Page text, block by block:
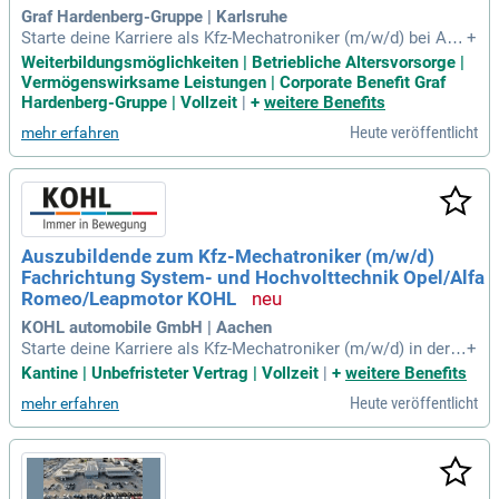
Graf Hardenberg-Gruppe | Karlsruhe
Starte deine Karriere als Kfz-Mechatroniker (m/w/d) bei Aud
i im Jahr 2027! Wir bieten einen abwechslungsreichen und s
icheren Arbeitsplatz in einem der führenden Automobilhand
elsunternehmen in Deutschland. Mit einem attraktiven Geha
lt von 1.218 bis 1.448 € pro Monat gestaltest du Zukunft und
erlebst Mobilität hautnah. In unserem Audi Zentrum Karlsru
he arbeitest du in einem modernen Umfeld, das Tradition un
d Innovation vereint. Deine Aufgaben umfassen die spannen
de Verbindung von Kfz-Mechanik und Kfz-Elektronik. Bewirb
dich jetzt und werde Teil unseres starken Teams in Baden-W
ürttemberg und Rheinland-Pfalz!
+
Weiterbildungsmöglichkeiten | Betriebliche Altersvorsorge |
Vermögenswirksame Leistungen | Corporate Benefit Graf
Hardenberg-Gruppe | Vollzeit | + weitere Benefits
mehr erfahren Heute veröffentlicht
Auszubildende zum Kfz-Mechatroniker (m/w/d)
Fachrichtung System- und Hochvolttechnik Opel/Alfa
Romeo/Leapmotor KOHL
KOHL automobile GmbH | Aachen
Starte deine Karriere als Kfz-Mechatroniker (m/w/d) in der F
achrichtung System- und Hochvolttechnik bei Opel/Alfa Ro
meo/Leapmotor KOHL! Ab August 2026 erwartet dich ein sp
annendes Arbeitsumfeld, in dem du Diagnosearbeiten und P
roblemanalysen an Fahrzeugen durchführst. Du kümmerst di
ch um die Demontage, Instandsetzung und Montage von Ba
uteilen sowie um Softwareanpassungen. Zudem wirst du St
euergeräte codieren und programmieren, während du Arbeit
+
Kantine | Unbefristeter Vertrag | Vollzeit | + weitere Benefits
mehr erfahren Heute veröffentlicht